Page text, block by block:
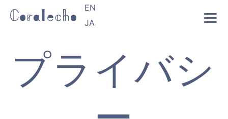
EN
JA
プライバシ